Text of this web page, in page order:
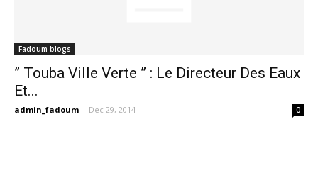
Fadoum blogs
” Touba Ville Verte ” : Le Directeur Des Eaux
Et...
admin_fadoum - Dec 29, 2014 0